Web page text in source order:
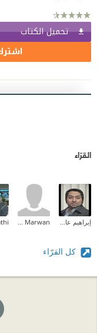
تحميل الكتاب
القرّاء
كل القرّاء